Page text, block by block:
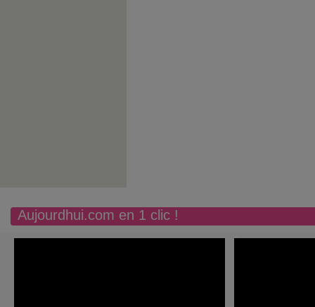
Aujourdhui.com en 1 clic !